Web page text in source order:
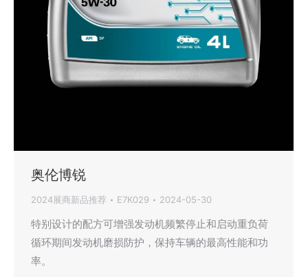
奥伦博锐
2024展商新品推荐 E7K029 2024-05-30
特别设计的配方可增强发动机频繁停止和启动重负荷
循环期间发动机磨损防护，保持车辆的最高性能和功
率。